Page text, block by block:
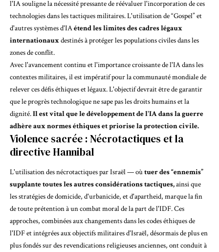
l'IA souligne la nécessité pressante de réévaluer l'incorporation de ces
technologies dans les tactiques militaires. L'utilisation de “Gospel” et
d'autres systèmes d'IAétend les limites des cadres légaux
internationauxdestinés à protéger les populations civiles dans les
zones de conflit.
Avec l'avancement continu et l'importance croissante de l'IA dans les
contextes militaires, il est impératif pour la communauté mondiale de
relever ces défis éthiques et légaux. L'objectif devrait être de garantir
que le progrès technologique ne sape pas les droits humains et la
dignité.Il est vital que le développement de l'IA dans la guerre
adhère aux normes éthiques et priorise la protection civile.
Violence sacrée : Nécrotactiques et la
directive Hannibal
L'utilisation des nécrotactiques par Israël — oùtuer des “ennemis”
supplante toutes les autres considérations tactiques,ainsi que
les stratégies de domicide, d'urbanicide, et d'apartheid, marque la fin
de toute prétention à un combat moral de la part de l'IDF. Ces
approches, combinées aux changements dans les codes éthiques de
l'IDF et intégrées aux objectifs militaires d'Israël, désormais de plus en
plus fondés sur des revendications religieuses anciennes, ont conduit à